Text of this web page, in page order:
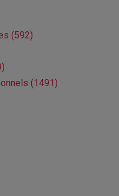
(592)
(1491)